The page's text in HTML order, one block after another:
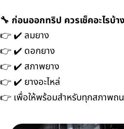
🔧 ก่อนออกทริป ควรเช็คอะไรบ้า
👉 ✔️ ลมยาง
👉 ✔️ ดอกยาง
👉 ✔️ สภาพยาง
👉 ✔️ ยางอะไหล่
👉 เพื่อให้พร้อมสำหรับทุกสภาพถ